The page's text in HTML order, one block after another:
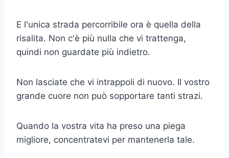
E l'unica strada percorribile ora è quella della
risalita. Non c'è più nulla che vi trattenga,
quindi non guardate più indietro.
Non lasciate che vi intrappoli di nuovo. Il vostro
grande cuore non può sopportare tanti strazi.
Quando la vostra vita ha preso una piega
migliore, concentratevi per mantenerla tale.